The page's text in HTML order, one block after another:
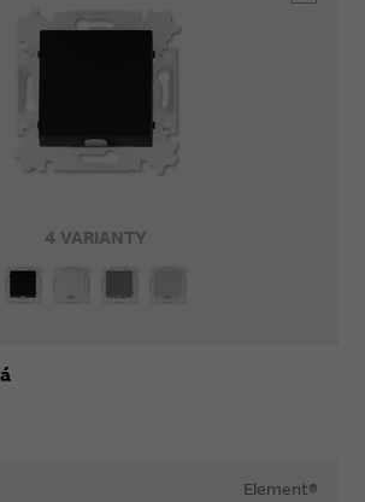
4 VARIANTY
Element®